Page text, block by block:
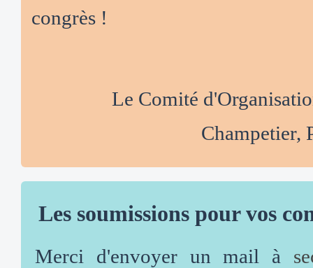
congrès !
Le Comité
Champetier,
Les soumissions pour vos
Merci d'envoyer un mail à